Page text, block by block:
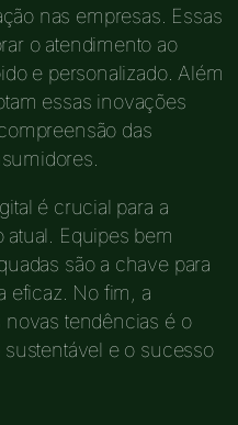
nas empresas. Essas
o atendimento ao
e personalizado. Além
essas inovações
das
é crucial para a
Equipes bem
são a chave para
eficaz. No fim, a
novas tendências é o
e o sucesso